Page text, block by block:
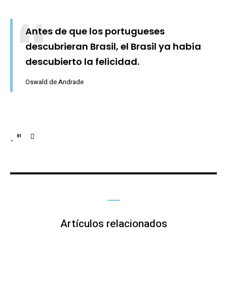
Antes de que los portugueses
descubrieran Brasil, el Brasil ya había
descubierto la felicidad.
Oswald de Andrade
61
Artículos relacionados